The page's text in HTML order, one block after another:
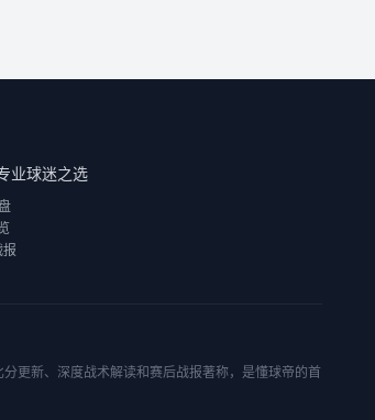
业球迷之选
报
更新、深度战术解读和赛后战报著称，是懂球帝的首